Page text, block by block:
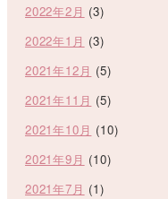
2022年2月 (3)
2022年1月 (3)
2021年12月 (5)
2021年11月 (5)
2021年10月 (10)
2021年9月 (10)
2021年7月 (1)